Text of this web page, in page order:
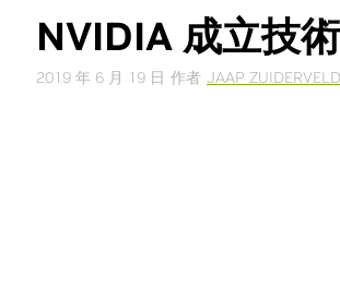
NVIDIA 成立技
2019 年 6 月 19 日 作者 JAAP ZUIDERVELD